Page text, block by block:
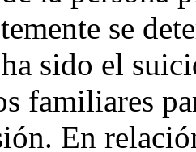
se
sido el
familiares
En